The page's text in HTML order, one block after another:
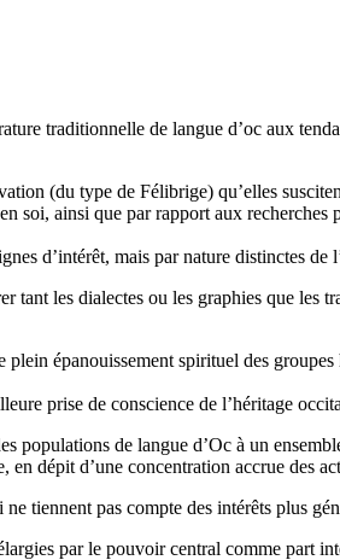
traditionnelle de langue d’oc aux
(du type de Félibrige) qu’elles
soi, ainsi que par rapport aux
d’intérêt, mais par nature distinctes de
tant les dialectes ou les graphies que les
épanouissement spirituel des
prise de conscience de l’héritage
populations de langue d’Oc à un
dépit d’une concentration accrue des
tiennent pas compte des intérêts plus
par le pouvoir central comme part